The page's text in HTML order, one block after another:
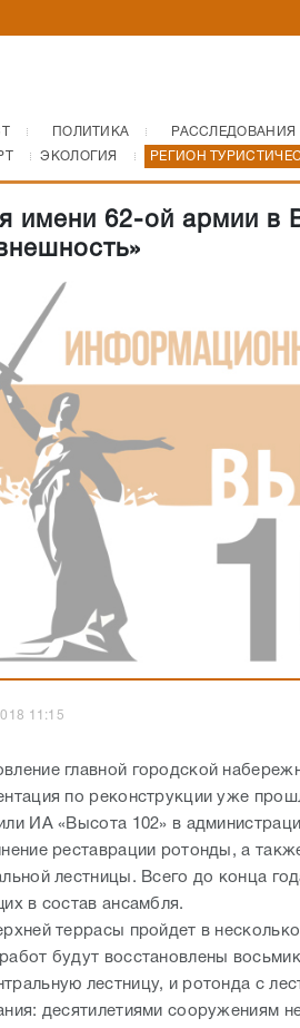
ПОЛИТИКА РАССЛЕДОВАНИЯ
ЭКОЛОГИЯ РЕГИОН
имени 62-ой армии в
11:15
главной городской
по реконструкции уже
ИА «Высота 102» в
реставрации ротонды, а
лестницы. Всего до конца
в состав ансамбля.
террасы пройдет в
будут восстановлены
лестницу, и ротонда с
десятилетиями сооружениям